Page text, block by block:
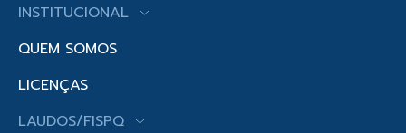
INSTITUCIONAL
QUEM SOMOS
LICENÇAS
LAUDOS/FISPQ